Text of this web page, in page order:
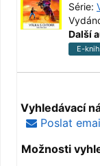
Série:
Další
E-
Vyhledávací
Poslat
Možnosti